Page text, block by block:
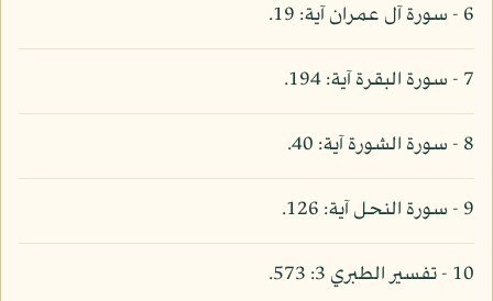
6 - سورة آل عمران آية: 19.
7 - سورة البقرة آية: 194.
8 - سورة الشورة آية: 40.
9 - سورة النحل آية: 126.
10 - تفسير الطبري 3: 573.